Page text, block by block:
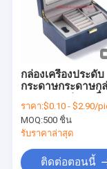
กล่องเครื่องประดับ
กระดาษกระดาษก
ประดับหรู
ราคา:$0.10 - $2.90/
MOQ:500 ชิ้น
รับราคาล่าสุด
ติดต่อตอนนี้